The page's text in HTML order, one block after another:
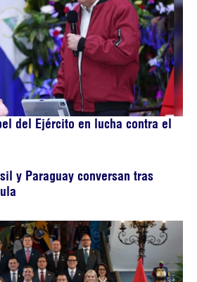
del Ejército en lucha contra el
y Paraguay conversan tras